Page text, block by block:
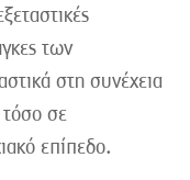
των
στη συνέχεια
τόσο σε
επίπεδο.